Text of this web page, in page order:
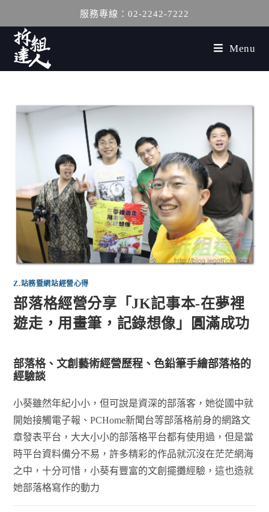
服務專線：02-2242-7222
Menu
Z.站務暨網站經營心得
部落格經營分享「JK記事本-在夢裡
遊走，用畫筆，記錄想像」圓滿成功
部落格、文創藝術經營歷程、色鉛筆手繪部落格的
經驗談
小葵雖然年紀小小，但可說是資深的部落客，她從國中就
開始接觸電子報、PCHome新聞台等部落格前身的網路文
章發表平台，大大小小的部落格平台都有使用過，但是當
時平台資料備分不易，許多精彩的作品就沉沒在茫茫網海
之中，十分可惜，小葵有豐富的文創擺攤經驗，這也造就
她部落格寫作的動力